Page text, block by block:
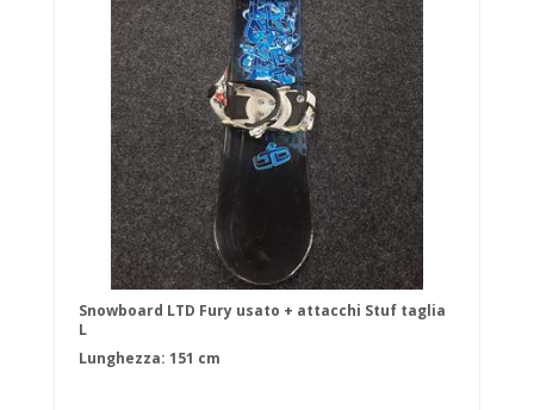
Snowboard LTD Fury usato + attacchi Stuf taglia
L
Lunghezza: 151 cm